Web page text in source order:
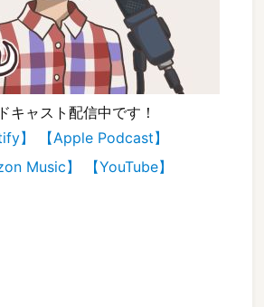
キャスト配信中です！
】
【Apple Podcast】
Music】
【YouTube】